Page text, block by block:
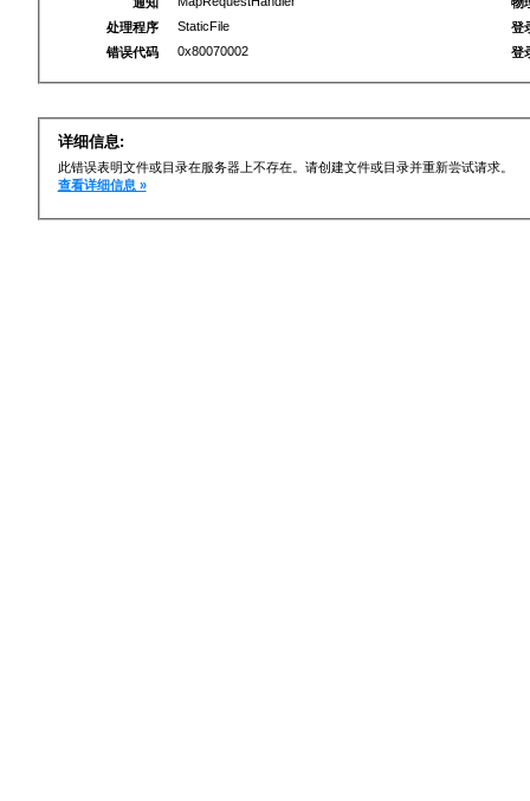
处理程序
StaticFile
错误代码
0x80070002
登
登
详细信息:
此错误表明文件或目录在服务器上不存在。请创建文件或目录并重新尝试请求。
查看详细信息 »